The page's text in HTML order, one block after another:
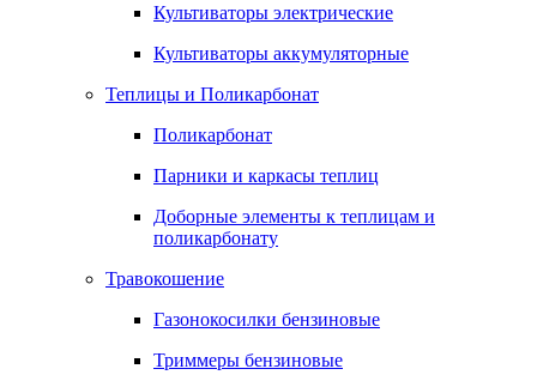
Культиваторы электрические
Культиваторы аккумуляторные
Теплицы и Поликарбонат
Поликарбонат
Парники и каркасы теплиц
Доборные элементы к теплицам и
поликарбонату
Травокошение
Газонокосилки бензиновые
Триммеры бензиновые